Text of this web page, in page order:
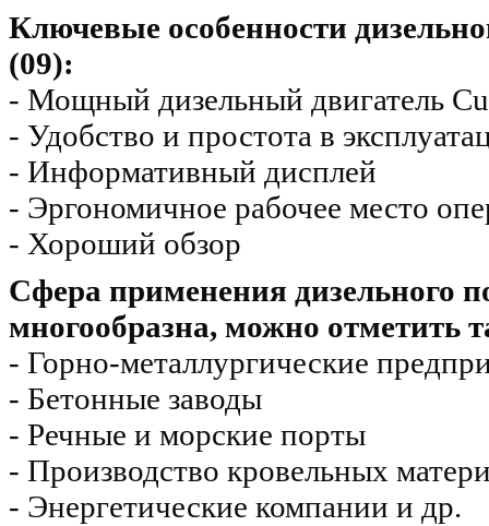
Ключевые особенности
(09):
- Мощный дизельный двигатель
- Удобство и простота в
- Информативный дисплей
- Эргономичное рабочее место
- Хороший обзор
Сфера применения дизельного
многообразна, можно отметить
- Горно-металлургические
- Бетонные заводы
- Речные и морские порты
- Производство кровельных
- Энергетические компании и др.